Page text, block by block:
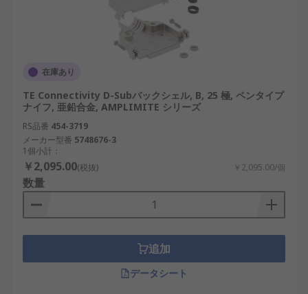
め、通信装置や測定機器に適しています。
プラスチックシェル: 軽量で低コストなため、
民生機器や小型装置に多用されます。
フード一体型シェル
防水型シェル: 防塵・防水性能を備え、屋外設
置や輸送機器向けに適しています。
ロープロファイル型シェル
る装置内に組み込みやすい設計です。
クイックロック式シェル
な接続と取り外しが可能です。
D-subシェルの利点
D-subシェルを使用することには、電気的、機械
的、設計上の多くの利点があります。特に多極接続
在庫あり
TE Connectivity D-Subバックシェル, B, 25 極, ペンタイプ
ナイフ, 亜鉛合金, AMPLIMITE シリーズ
RS品番 454-3719
メーカー型番 5748676-3
1個小計：
￥2,095.00(税抜) ￥2,095.00/個
数量
追加
データシート